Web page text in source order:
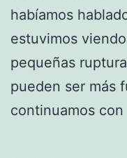
habíamos
estuvimos
pequeñas
pueden ser más
continuamos con